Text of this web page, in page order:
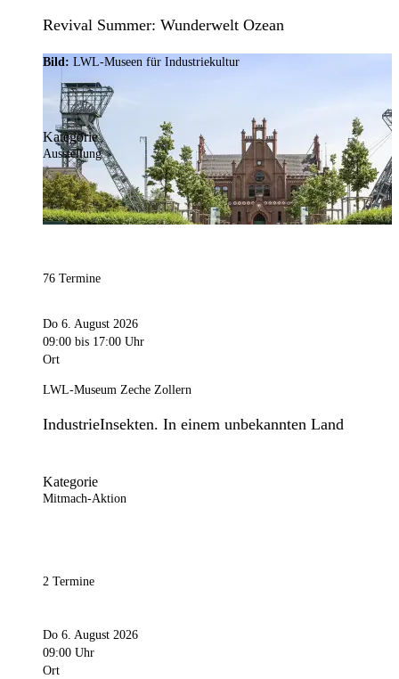
Revival Summer: Wunderwelt Ozean
Bild: LWL-Museen für Industriekultur
Kategorie
Ausstellung
76 Termine
Do 6. August 2026
09:00 bis 17:00 Uhr
Ort
LWL-Museum Zeche Zollern
IndustrieInsekten. In einem unbekannten Land
Kategorie
Mitmach-Aktion
2 Termine
Do 6. August 2026
09:00 Uhr
Ort